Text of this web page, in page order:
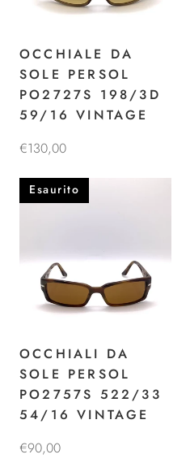
OCCHIALE DA
SOLE PERSOL
PO2727S 198/3D
59/16 VINTAGE
€130,00
Esaurito
OCCHIALI DA
SOLE PERSOL
PO2757S 522/33
54/16 VINTAGE
€90,00